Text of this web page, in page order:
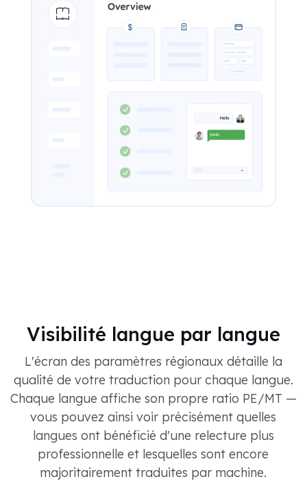
Visibilité langue par langue
L'écran des paramètres régionaux détaille la
qualité de votre traduction pour chaque langue.
Chaque langue affiche son propre ratio PE/MT —
vous pouvez ainsi voir précisément quelles
langues ont bénéficié d'une relecture plus
professionnelle et lesquelles sont encore
majoritairement traduites par machine.